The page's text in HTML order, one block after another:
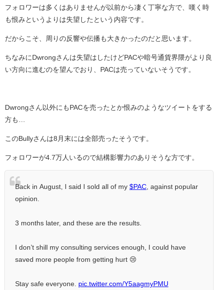
フォロワーは多くはありませんが以前から凄く丁寧な方で、嘆く時
も恨みというよりは失望したという内容です。
だからこそ、周りの反響や伝播も大きかったのだと思います。
ちなみにDwrongさんは失望はしたけどPACや暗号通貨界隈がより良
い方向に進むのを望んでおり、PACは売っていないそうです。
Dwrongさん以外にもPACを売ったとか恨みのようなツイートをする
方も…
このBullyさんは8月末には全部売ったそうです。
フォロワーが4.7万人いるので結構影響力のありそうな方です。
Back in August, I said I sold all of my $PAC , against popular
opinion.
3 months later, and these are the results.
I don’t shill my consulting services enough, I could have
saved more people from getting hurt 😢
Stay safe everyone. pic.twitter.com/Y5aagmyPMU